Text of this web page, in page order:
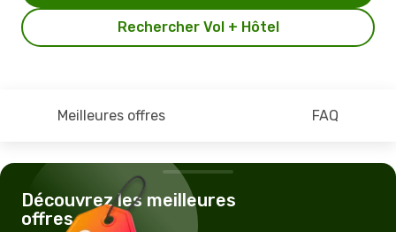
Rechercher Vol + Hôtel
Meilleures offres FAQ
Découvrez les meilleures
offres